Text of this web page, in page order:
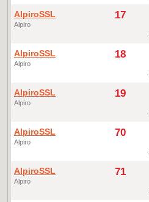
AlpiroSSL
Alpiro
17
AlpiroSSL
Alpiro
18
AlpiroSSL
Alpiro
19
AlpiroSSL
Alpiro
70
AlpiroSSL
Alpiro
71